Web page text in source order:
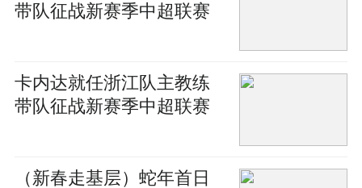
带队征战新赛季中超联赛
卡内达就任浙江队主教练
带队征战新赛季中超联赛
（新春走基层）蛇年首日